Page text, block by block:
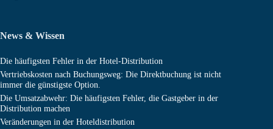
News & Wissen
Die häufigsten Fehler in der Hotel-Distribution
Vertriebskosten nach Buchungsweg: Die Direktbuchung ist nicht
immer die günstigste Option.
Die Umsatzabwehr: Die häufigsten Fehler, die Gastgeber in der
Distribution machen
Veränderungen in der Hoteldistribution